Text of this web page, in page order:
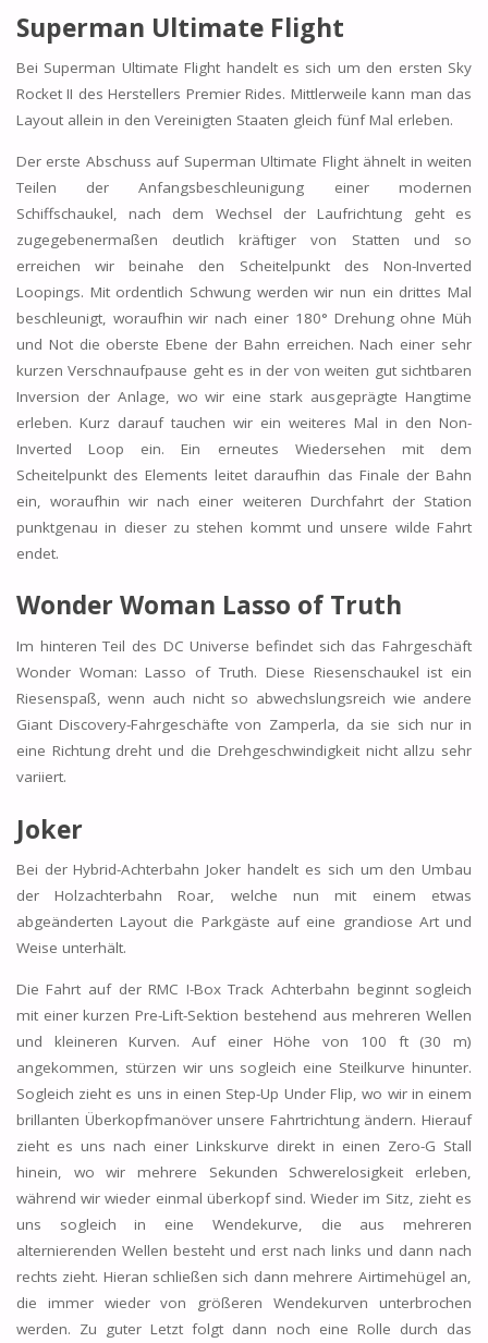
Superman Ultimate Flight
Bei Superman Ultimate Flight handelt es sich um den ersten Sky
Rocket II des Herstellers Premier Rides. Mittlerweile kann man das
Layout allein in den Vereinigten Staaten gleich fünf Mal erleben.
Der erste Abschuss auf Superman Ultimate Flight ähnelt in weiten
Teilen der Anfangsbeschleunigung einer modernen
Schiffschaukel, nach dem Wechsel der Laufrichtung geht es
zugegebenermaßen deutlich kräftiger von Statten und so
erreichen wir beinahe den Scheitelpunkt des Non-Inverted
Loopings. Mit ordentlich Schwung werden wir nun ein drittes Mal
beschleunigt, woraufhin wir nach einer 180° Drehung ohne Müh
und Not die oberste Ebene der Bahn erreichen. Nach einer sehr
kurzen Verschnaufpause geht es in der von weiten gut sichtbaren
Inversion der Anlage, wo wir eine stark ausgeprägte Hangtime
erleben. Kurz darauf tauchen wir ein weiteres Mal in den Non-
Inverted Loop ein. Ein erneutes Wiedersehen mit dem
Scheitelpunkt des Elements leitet daraufhin das Finale der Bahn
ein, woraufhin wir nach einer weiteren Durchfahrt der Station
punktgenau in dieser zu stehen kommt und unsere wilde Fahrt
endet.
Wonder Woman Lasso of Truth
Im hinteren Teil des DC Universe befindet sich das Fahrgeschäft
Wonder Woman: Lasso of Truth. Diese Riesenschaukel ist ein
Riesenspaß, wenn auch nicht so abwechslungsreich wie andere
Giant Discovery-Fahrgeschäfte von Zamperla, da sie sich nur in
eine Richtung dreht und die Drehgeschwindigkeit nicht allzu sehr
variiert.
Joker
Bei der Hybrid-Achterbahn Joker handelt es sich um den Umbau
der Holzachterbahn Roar, welche nun mit einem etwas
abgeänderten Layout die Parkgäste auf eine grandiose Art und
Weise unterhält.
Die Fahrt auf der RMC I-Box Track Achterbahn beginnt sogleich
mit einer kurzen Pre-Lift-Sektion bestehend aus mehreren Wellen
und kleineren Kurven. Auf einer Höhe von 100 ft (30 m)
angekommen, stürzen wir uns sogleich eine Steilkurve hinunter.
Sogleich zieht es uns in einen Step-Up Under Flip, wo wir in einem
brillanten Überkopfmanöver unsere Fahrtrichtung ändern. Hierauf
zieht es uns nach einer Linkskurve direkt in einen Zero-G Stall
hinein, wo wir mehrere Sekunden Schwerelosigkeit erleben,
während wir wieder einmal überkopf sind. Wieder im Sitz, zieht es
uns sogleich in eine Wendekurve, die aus mehreren
alternierenden Wellen besteht und erst nach links und dann nach
rechts zieht. Hieran schließen sich dann mehrere Airtimehügel an,
die immer wieder von größeren Wendekurven unterbrochen
werden. Zu guter Letzt folgt dann noch eine Rolle durch das